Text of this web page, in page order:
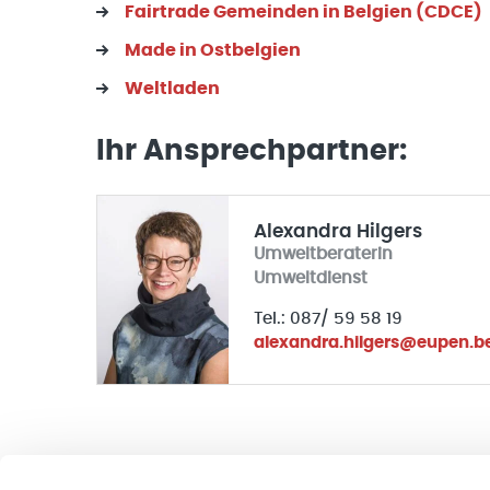
Fairtrade Gemeinden in Belgien (CDCE)
Made in Ostbelgien
Weltladen
Ihr Ansprechpartner:
Alexandra Hilgers
Umweltberaterin
Umweltdienst
Tel.: 087/ 59 58 19